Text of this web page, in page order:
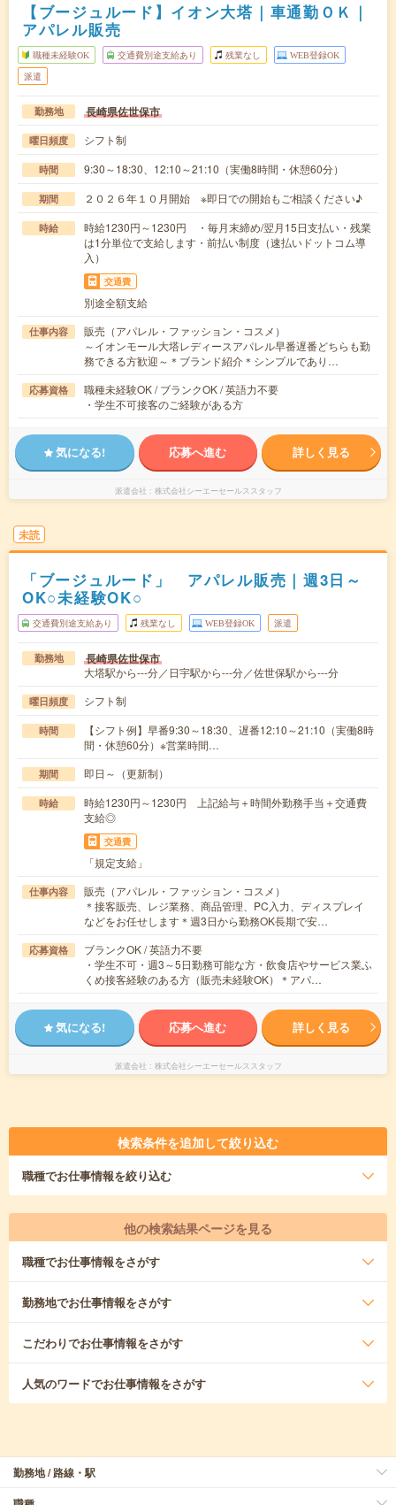
【ブージュルード】イオン大塔｜車通勤ＯＫ｜
アパレル販売
職種未経験OK 交通費別途支給あり 残業なし WEB登録OK
派遣
勤務地 長崎県佐世保市
曜日頻度 シフト制
時間 9:30～18:30、12:10～21:10（実働8時間・休憩60分）
期間 ２０２６年１０月開始 ※即日での開始もご相談ください♪
時給
時給1230円～1230円 ・毎月末締め/翌月15日支払い・残業
は1分単位で支給します・前払い制度（速払いドットコム導
入）
交通費
別途全額支給
仕事内容
販売（アパレル・ファッション・コスメ）
～イオンモール大塔レディースアパレル早番遅番どちらも勤
務できる方歓迎～＊ブランド紹介＊シンプルであり…
応募資格
職種未経験OK / ブランクOK / 英語力不要
・学生不可接客のご経験がある方
気になる! 応募へ進む 詳しく見る
派遣会社 株式会社シーエーセールススタッフ
未読
「ブージュルード」 アパレル販売｜週3日～
OK○未経験OK○
交通費別途支給あり 残業なし WEB登録OK 派遣
勤務地 長崎県佐世保市
大塔駅から---分／日宇駅から---分／佐世保駅から---分
曜日頻度 シフト制
時間
【シフト例】早番9:30～18:30、遅番12:10～21:10（実働8時
間・休憩60分）※営業時間…
期間 即日～（更新制）
時給
時給1230円～1230円 上記給与＋時間外勤務手当＋交通費
支給◎
交通費
「規定支給」
仕事内容
販売（アパレル・ファッション・コスメ）
＊接客販売、レジ業務、商品管理、PC入力、ディスプレイ
などをお任せします＊週3日から勤務OK長期で安…
応募資格
ブランクOK / 英語力不要
・学生不可・週3～5日勤務可能な方・飲食店やサービス業ふ
くめ接客経験のある方（販売未経験OK）＊アパ…
気になる! 応募へ進む 詳しく見る
派遣会社 株式会社シーエーセールススタッフ
検索条件を追加して絞り込む
職種でお仕事情報を絞り込む
他の検索結果ページを見る
職種でお仕事情報をさがす
勤務地でお仕事情報をさがす
こだわりでお仕事情報をさがす
人気のワードでお仕事情報をさがす
勤務地 / 路線・駅